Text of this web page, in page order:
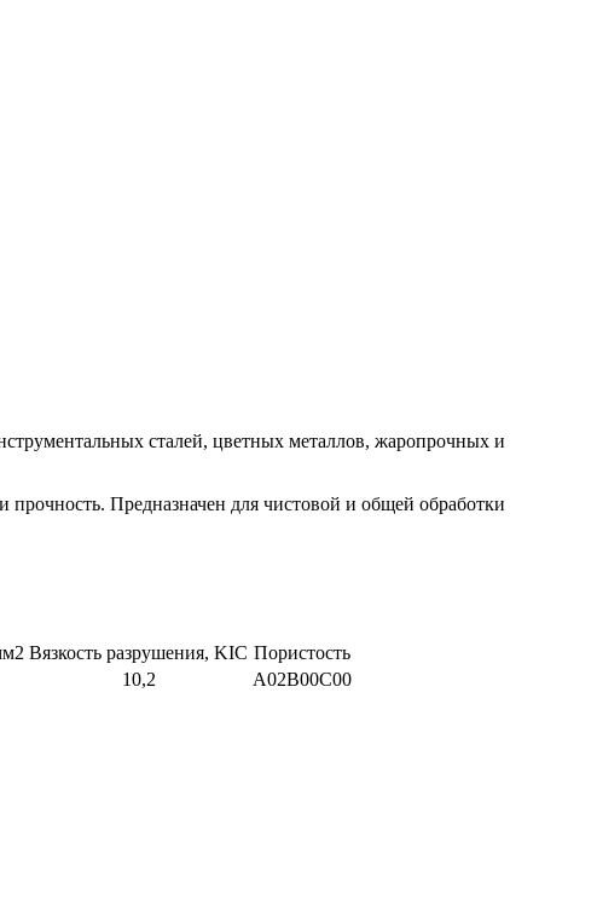
сталей, цветных металлов, жаропрочных и
прочность. Предназначен для чистовой и общей обработки
Вязкость разрушения, KIC Пористость
10,2 A02B00C00